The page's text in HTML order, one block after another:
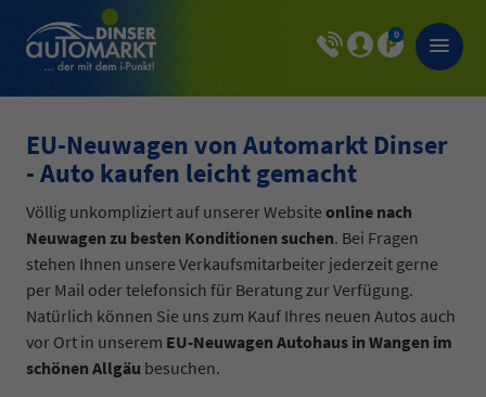
0
EU-Neuwagen von Automarkt Dinser
- Auto kaufen leicht gemacht
Völlig unkompliziert auf unserer Websiteonline nach
Neuwagen zu besten Konditionen suchen. Bei Fragen
stehen Ihnen unsere Verkaufsmitarbeiter jederzeit gerne
per Mail oder telefonsich für Beratung zur Verfügung.
Natürlich können Sie uns zum Kauf Ihres neuen Autos auch
vor Ort in unserem EU-Neuwagen Autohaus in Wangen im
schönen Allgäu besuchen.